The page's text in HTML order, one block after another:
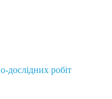
дослідних робіт